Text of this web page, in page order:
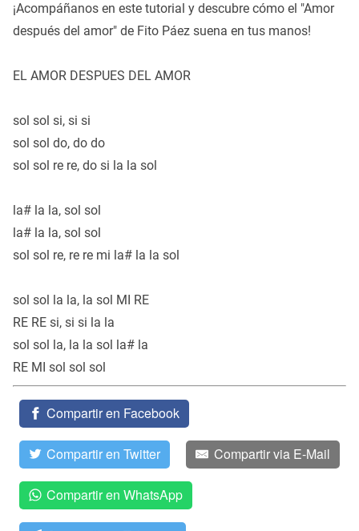
¡Acompáñanos en este tutorial y descubre cómo el "Amor
después del amor" de Fito Páez suena en tus manos!
EL AMOR DESPUES DEL AMOR
sol sol si, si si
sol sol do, do do
sol sol re re, do si la la sol
la# la la, sol sol
la# la la, sol sol
sol sol re, re re mi la# la la sol
sol sol la la, la sol MI RE
RE RE si, si si la la
sol sol la, la la sol la# la
RE MI sol sol sol
Compartir en Facebook
Compartir en Twitter Compartir via E-Mail
Compartir en WhatsApp